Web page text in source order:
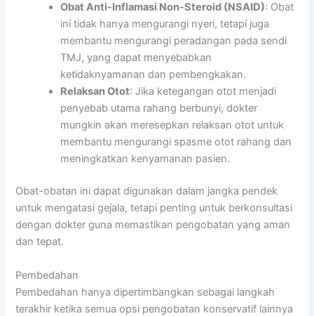
Obat Anti-Inflamasi Non-Steroid (NSAID): Obat
ini tidak hanya mengurangi nyeri, tetapi juga
membantu mengurangi peradangan pada sendi
TMJ, yang dapat menyebabkan
ketidaknyamanan dan pembengkakan.
Relaksan Otot: Jika ketegangan otot menjadi
penyebab utama rahang berbunyi, dokter
mungkin akan meresepkan relaksan otot untuk
membantu mengurangi spasme otot rahang dan
meningkatkan kenyamanan pasien.
Obat-obatan ini dapat digunakan dalam jangka pendek
untuk mengatasi gejala, tetapi penting untuk berkonsultasi
dengan dokter guna memastikan pengobatan yang aman
dan tepat.
Pembedahan
Pembedahan hanya dipertimbangkan sebagai langkah
terakhir ketika semua opsi pengobatan konservatif lainnya